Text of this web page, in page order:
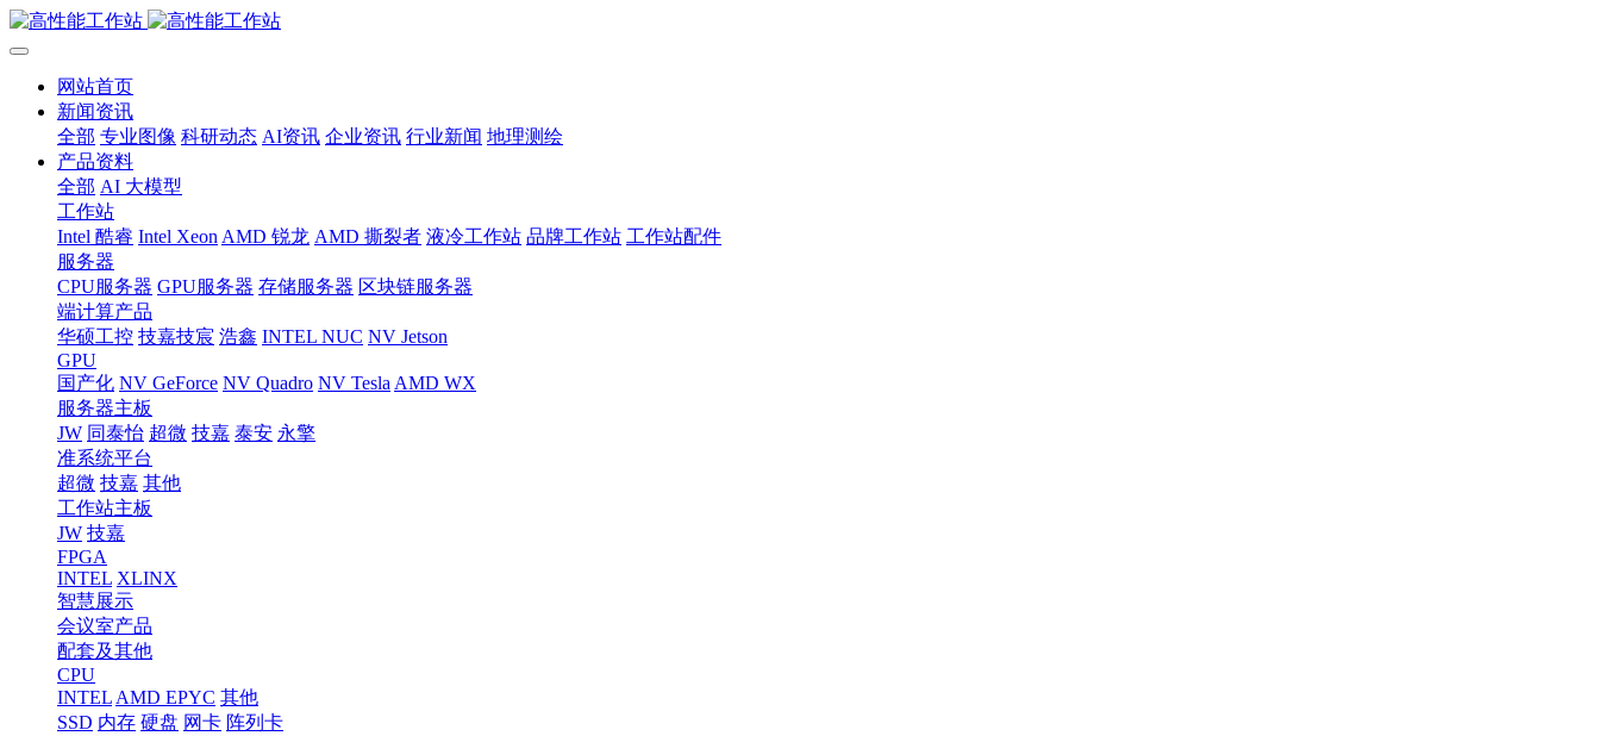
网站首页
新闻资讯
全部 专业图像 科研动态 AI资讯 企业资讯 行业新闻 地理测绘
产品资料
全部 AI 大模型
工作站
Intel 酷睿 Intel Xeon AMD 锐龙 AMD 撕裂者 液冷工作站 品牌工作站 工作站配件
服务器
CPU服务器 GPU服务器 存储服务器 区块链服务器
端计算产品
华硕工控 技嘉技宸 浩鑫 INTEL NUC NV Jetson
GPU
国产化 NV GeForce NV Quadro NV Tesla AMD WX
服务器主板
JW 同泰怡 超微 技嘉 泰安 永擎
准系统平台
超微 技嘉 其他
工作站主板
JW 技嘉
FPGA
INTEL XLINX
智慧展示
会议室产品
配套及其他
CPU
INTEL AMD EPYC 其他
SSD 内存 硬盘 网卡 阵列卡